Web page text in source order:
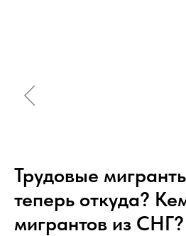
Трудовые
теперь откуда?
мигрантов из СНГ?